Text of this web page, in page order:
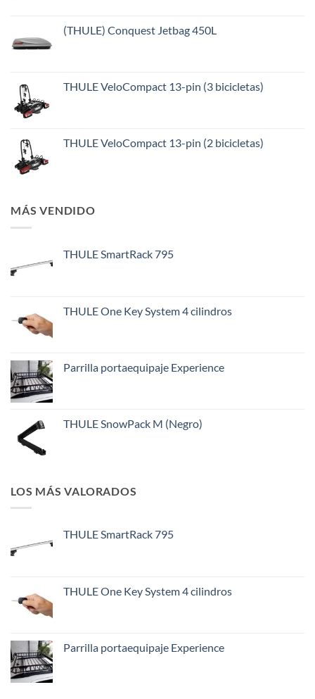
(THULE) Conquest Jetbag 450L
THULE VeloCompact 13-pin (3 bicicletas)
THULE VeloCompact 13-pin (2 bicicletas)
MÁS VENDIDO
THULE SmartRack 795
THULE One Key System 4 cilindros
Parrilla portaequipaje Experience
THULE SnowPack M (Negro)
LOS MÁS VALORADOS
THULE SmartRack 795
THULE One Key System 4 cilindros
Parrilla portaequipaje Experience